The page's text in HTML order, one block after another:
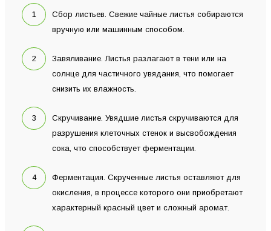
Сбор листьев. Свежие чайные листья собираются
вручную или машинным способом.
Завяливание. Листья разлагают в тени или на
солнце для частичного увядания, что помогает
снизить их влажность.
Скручивание. Увядшие листья скручиваются для
разрушения клеточных стенок и высвобождения
сока, что способствует ферментации.
Ферментация. Скрученные листья оставляют для
окисления, в процессе которого они приобретают
характерный красный цвет и сложный аромат.